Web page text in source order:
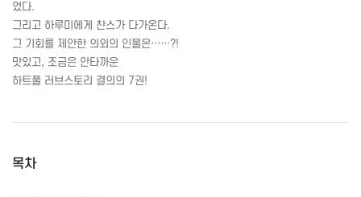
었다.
그리고 하루미에게 찬스가 다가온다.
그 기회를 제안한 의외의 인물은……?!
맛있고, 조금은 안타까운
하트풀 러브스토리 결의의 7권!
목차